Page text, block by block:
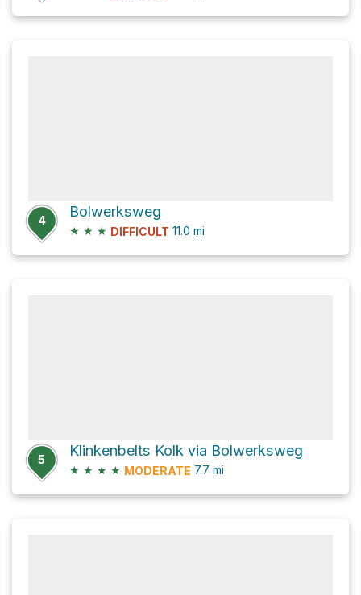
4
Bolwerksweg
★ ★ ★ DIFFICULT 11.0 mi
5
Klinkenbelts Kolk via Bolwerksweg
★ ★ ★ ★ MODERATE 7.7 mi